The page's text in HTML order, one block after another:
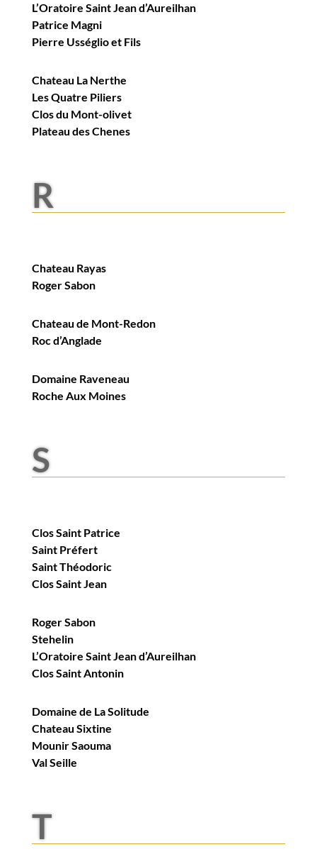
L’Oratoire Saint Jean d’Aureilhan
Patrice Magni
Pierre Usséglio et Fils
Chateau La Nerthe
Les Quatre Piliers
Clos du Mont-olivet
Plateau des Chenes
R
Chateau Rayas
Roger Sabon
Chateau de Mont-Redon
Roc d’Anglade
Domaine Raveneau
Roche Aux Moines
S
Clos Saint Patrice
Saint Préfert
Saint Théodoric
Clos Saint Jean
Roger Sabon
Stehelin
L’Oratoire Saint Jean d’Aureilhan
Clos Saint Antonin
Domaine de La Solitude
Chateau Sixtine
Mounir Saouma
Val Seille
T